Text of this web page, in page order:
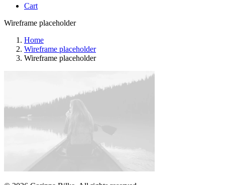
Cart
Wireframe placeholder
Home
Wireframe placeholder
Wireframe placeholder